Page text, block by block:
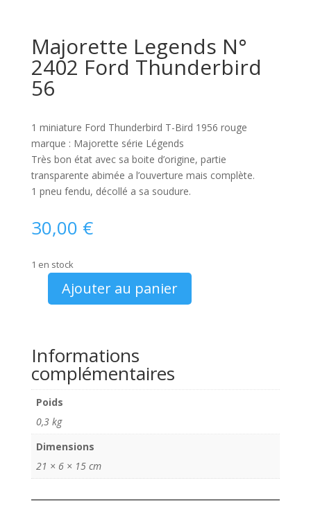
Majorette Legends N°
2402 Ford Thunderbird
56
1 miniature Ford Thunderbird T-Bird 1956 rouge
marque : Majorette série Légends
Très bon état avec sa boite d’origine, partie
transparente abimée a l’ouverture mais complète.
1 pneu fendu, décollé a sa soudure.
30,00 €
1 en stock
quantité
N°
2402
Ford
Thunderbird
56
Ajouter au panier
Informations
complémentaires
Poids
0,3 kg
Dimensions
21 × 6 × 15 cm